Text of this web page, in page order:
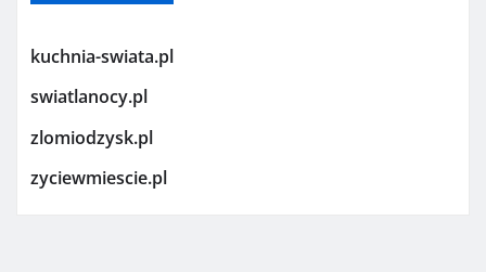
kuchnia-swiata.pl
swiatlanocy.pl
zlomiodzysk.pl
zyciewmiescie.pl